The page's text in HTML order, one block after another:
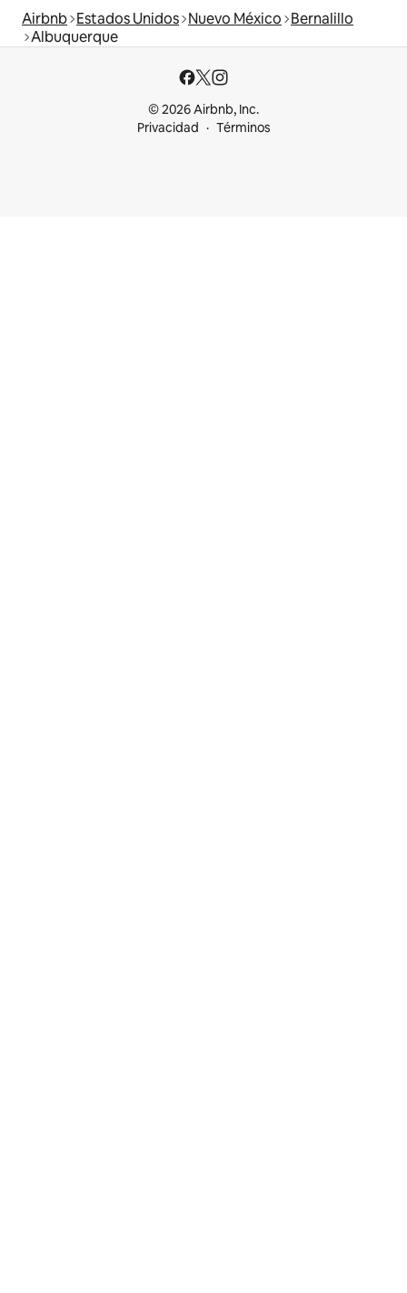
Airbnb Estados Unidos Nuevo México Bernalillo
Albuquerque
© 2026 Airbnb, Inc.
Privacidad
Términos